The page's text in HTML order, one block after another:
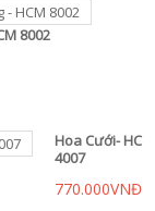
8002
Hoa Cưới- HC
4007
770.000VNĐ